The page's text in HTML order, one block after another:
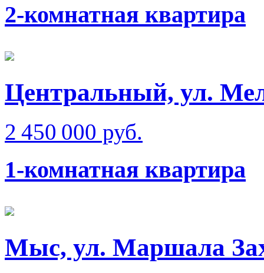
2-комнатная квартира
Центральный, ул.
2 450 000 руб.
1-комнатная квартира
Мыс, ул. Маршала